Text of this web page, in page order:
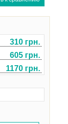
310 грн.
605 грн.
1170 грн.